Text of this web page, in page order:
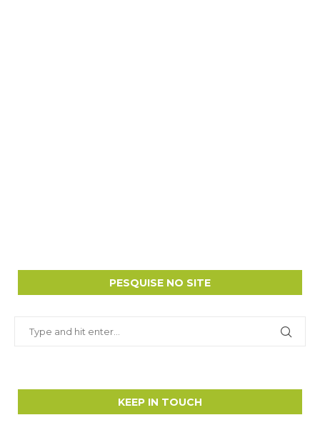
PESQUISE NO SITE
KEEP IN TOUCH